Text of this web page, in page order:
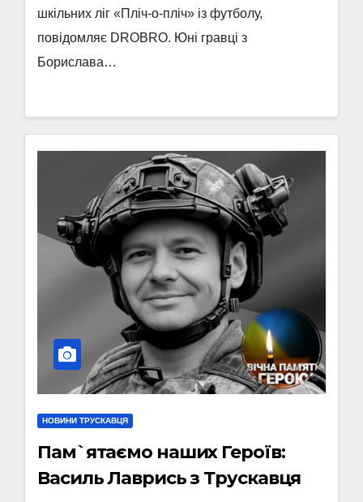
шкільних ліг «Пліч-о-пліч» із футболу,
повідомляє DROBRO. Юні гравці з
Борислава…
НОВИНИ ТРУСКАВЦЯ
Пам`ятаємо наших Героїв:
Василь Лаврись з Трускавця